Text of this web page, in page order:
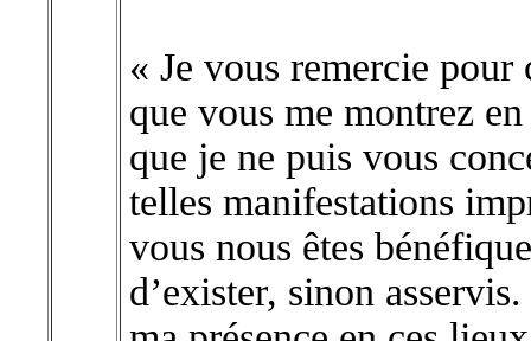
« Je vous remercie
que vous me montrez
que je ne puis vous
telles manifestations
vous nous êtes
d’exister, sinon